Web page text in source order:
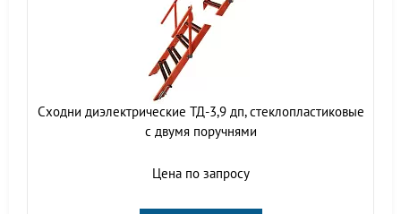
Сходни диэлектрические ТД-3,9 дп, стеклопластиковые
с двумя поручнями
Цена по запросу